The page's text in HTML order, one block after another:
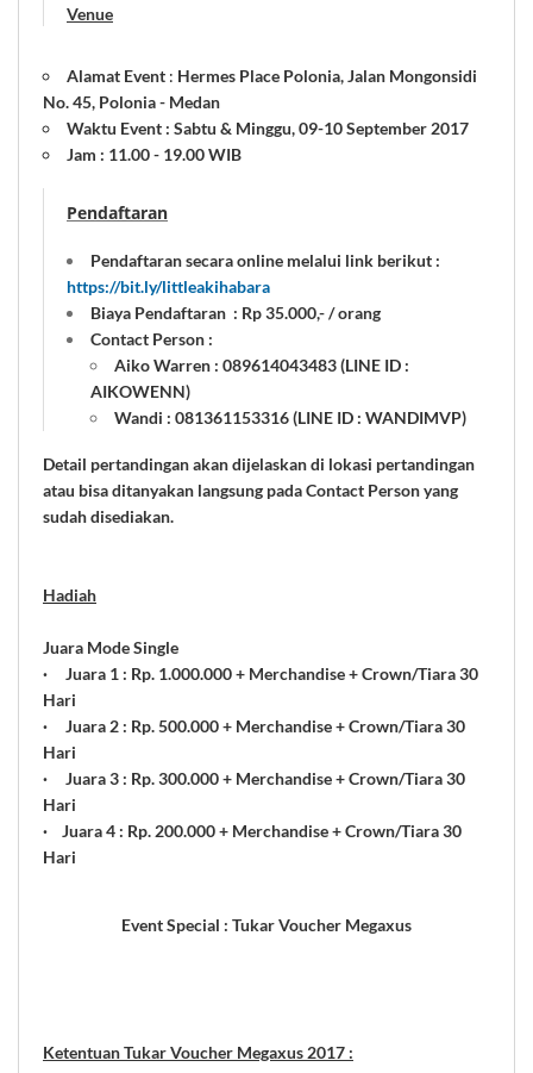
Venue
Alamat Event : Hermes Place Polonia, Jalan Mongonsidi
No. 45, Polonia - Medan
Waktu Event : Sabtu & Minggu, 09-10 September 2017
Jam : 11.00 - 19.00 WIB
Pendaftaran
Pendaftaran secara online melalui link berikut :
https://bit.ly/littleakihabara
Biaya Pendaftaran : Rp 35.000,- / orang
Contact Person :
Aiko Warren : 089614043483 (LINE ID :
AIKOWENN)
Wandi : 081361153316(LINE ID : WANDIMVP)
Detail pertandingan akan dijelaskan di lokasi pertandingan
atau bisa ditanyakan langsung pada Contact Person yang
sudah disediakan.
Hadiah
Juara Mode Single
· Juara 1 : Rp. 1.000.000 + Merchandise + Crown/Tiara 30
Hari
· Juara 2 : Rp. 500.000 + Merchandise + Crown/Tiara 30
Hari
· Juara 3 : Rp. 300.000 + Merchandise + Crown/Tiara 30
Hari
· Juara 4 : Rp. 200.000 + Merchandise + Crown/Tiara 30
Hari
Event Special : Tukar Voucher Megaxus
Ketentuan Tukar Voucher Megaxus 2017 :